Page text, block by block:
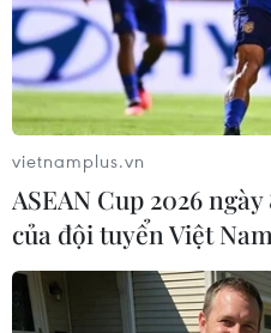
#Công an tỉnh Nghệ An
vietnamplus.vn
ASEAN Cup 2026
của đội tuyển Việt